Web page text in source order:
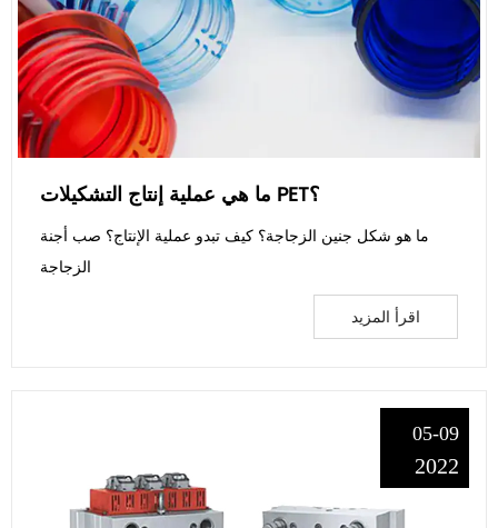
ما هي عملية إنتاج التشكيلات PET؟
ما هو شكل جنين الزجاجة؟ كيف تبدو عملية الإنتاج؟ صب أجنة
الزجاجة
اقرأ المزيد
05-09
2022